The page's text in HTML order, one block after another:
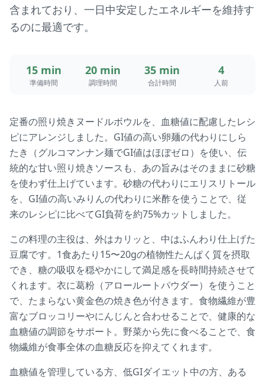
含まれており、一日中安定したエネルギーを維持す
るのに最適です。
15 min
準備時間
20 min
調理時間
35 min
合計時間
4
人前
定番の照り焼きヌードルボウルを、血糖値に配慮したレシ
ピにアレンジしました。GI値の高い卵麺の代わりにしら
たき（グルコマンナン麺でGI値はほぼゼロ）を使い、伝
統的な甘い照り焼きソースも、あの旨みはそのままに砂糖
を使わず仕上げています。砂糖の代わりにエリスリトール
を、GI値の高いみりんの代わりに米酢を使うことで、従
来のレシピに比べてGI負荷を約75%カットしました。
この料理の主役は、外はカリッと、中はふんわり仕上げた
豆腐です。1食あたり15〜20gの植物性たんぱく質を摂取
でき、糖の吸収を穏やかにして満足感を長時間持続させて
くれます。衣に葛粉（アロールートパウダー）を使うこと
で、たまらない黄金色の焼き色が付きます。食物繊維が豊
富なブロッコリーやにんじんと合わせることで、健康的な
血糖値の調節をサポート。野菜から先に食べることで、食
物繊維が食事全体の血糖反応を抑えてくれます。
血糖値を管理している方、低GIダイエット中の方、ある